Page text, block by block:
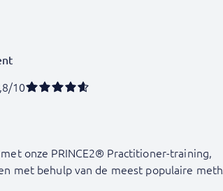
10
onze PRINCE2® Practitioner-training,
met behulp van de meest populaire